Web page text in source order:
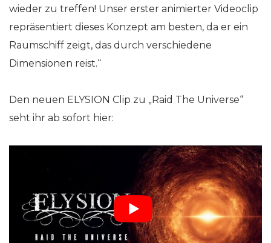
wieder zu treffen! Unser erster animierter Videoclip
repräsentiert dieses Konzept am besten, da er ein
Raumschiff zeigt, das durch verschiedene
Dimensionen reist.“
Den neuen ELYSION Clip zu „Raid The Universe“
seht ihr ab sofort hier: